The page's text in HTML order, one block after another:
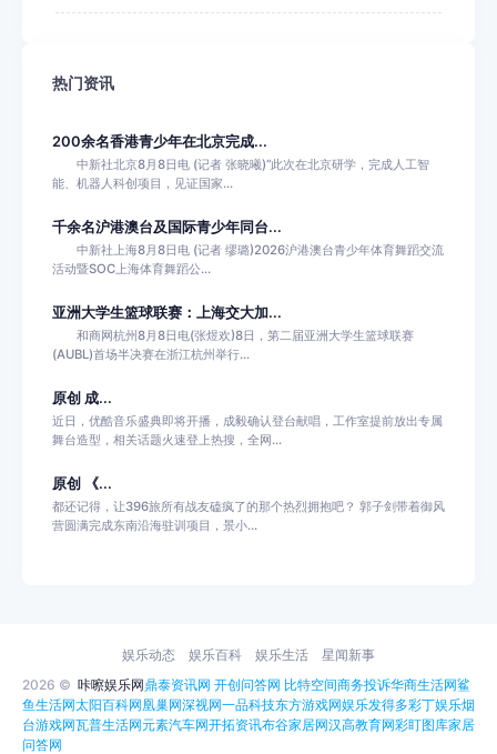
热门资讯
200余名香港青少年在北京完成...
中新社北京8月8日电 (记者 张晓曦)“此次在北京研学，完成人工智
能、机器人科创项目，见证国家...
千余名沪港澳台及国际青少年同台...
中新社上海8月8日电 (记者 缪璐)2026沪港澳台青少年体育舞蹈交流
活动暨SOC上海体育舞蹈公...
亚洲大学生篮球联赛：上海交大加...
和商网杭州8月8日电(张煜欢)8日，第二届亚洲大学生篮球联赛
(AUBL)首场半决赛在浙江杭州举行...
原创 成...
近日，优酷音乐盛典即将开播，成毅确认登台献唱，工作室提前放出专属
舞台造型，相关话题火速登上热搜，全网...
原创 《...
都还记得，让396旅所有战友磕疯了的那个热烈拥抱吧？ 郭子剑带着御风
营圆满完成东南沿海驻训项目，景小...
2026 © 咔嚓娱乐网鼎泰资讯网 开创问答网 比特空间商务投诉华商生活网鲨
鱼生活网太阳百科网凰巢网深视网一品科技东方游戏网娱乐发得多彩丁娱乐烟
台游戏网瓦普生活网元素汽车网开拓资讯布谷家居网汉高教育网彩盯图库家居
问答网
娱乐动态 娱乐百科 娱乐生活 星闻新事